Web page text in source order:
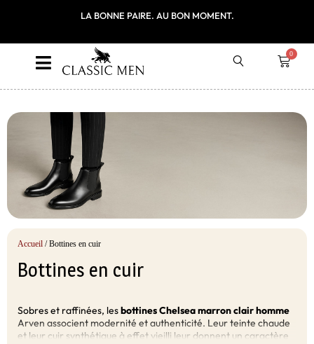
LA BONNE PAIRE. AU BON MOMENT.
0
Accueil / Bottines en cuir
Bottines en cuir
Sobres et raffinées, lesbottines Chelsea marron clair homme
Arven associent modernité et authenticité. Leur teinte chaude
et leur cuir synthétique à effet vieilli leur donnent un caractère